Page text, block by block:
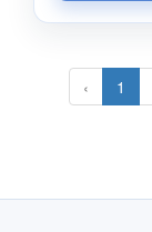
‹ 1